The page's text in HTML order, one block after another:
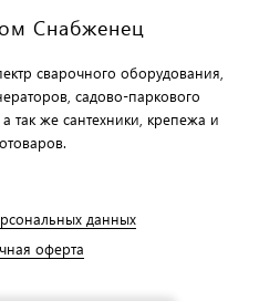
Снабженец
сварочного оборудования,
садово-паркового
так же сантехники, крепежа и
данных
оферта